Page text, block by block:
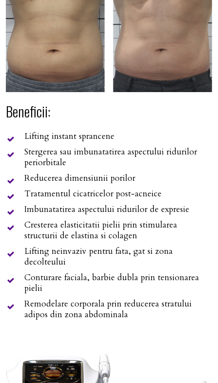
Beneficii:
Lifting instant sprancene
Stergerea sau imbunatatirea aspectului ridurilor
periorbitale
Reducerea dimensiunii porilor
Tratamentul cicatricelor post-acneice
Imbunatatirea aspectului ridurilor de expresie
Cresterea elasticitatii pielii prin stimularea
structurii de elastina si colagen
Lifting neinvaziv pentru fata, gat si zona
decolteului
Conturare faciala, barbie dubla prin tensionarea
pielii
Remodelare corporala prin reducerea stratului
adipos din zona abdominala